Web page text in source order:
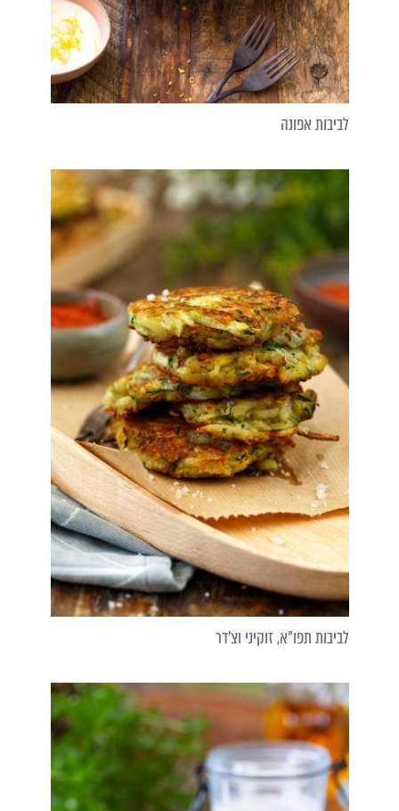
לביבות אפונה
לביבות תפו"א, זוקיני וצ'דר